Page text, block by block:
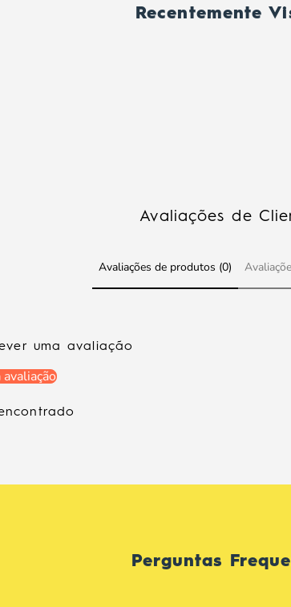
Recentemente
Avaliações de
Avaliações de produtos (0)
uma avaliação
Perguntas